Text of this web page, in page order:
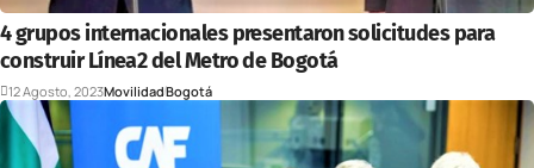
4 grupos internacionales presentaron solicitudes para
construir Línea2 del Metro de Bogotá
12 Agosto, 2023MovilidadBogotá